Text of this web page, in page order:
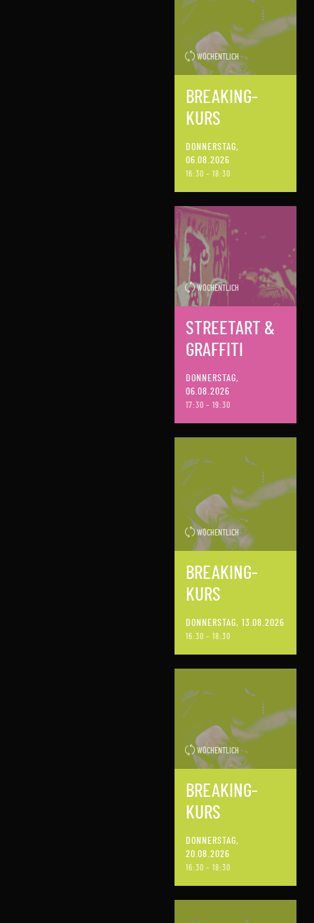
Workshops &
Events
WÖCHENTLICH
BREAKING-
KURS
DONNERSTAG,
06.08.2026
16:30 – 18:30
WÖCHENTLICH
STREETART &
GRAFFITI
DONNERSTAG,
06.08.2026
17:30 – 19:30
WÖCHENTLICH
BREAKING-
KURS
DONNERSTAG, 13.08.2026
16:30 – 18:30
WÖCHENTLICH
BREAKING-
KURS
DONNERSTAG,
20.08.2026
16:30 – 18:30